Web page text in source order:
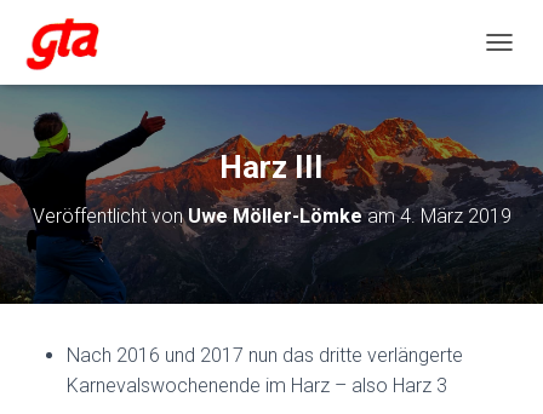
Harz III
Veröffentlicht vonUwe Möller-Lömkeam4. März 2019
Nach 2016 und 2017 nun das dritte verlängerte
Karnevalswochenende im Harz – also Harz 3